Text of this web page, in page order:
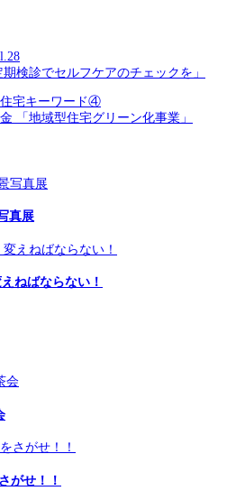
検診でセルフケアのチェックを」
宅キーワード④
「地域型住宅グリーン化事業」
真展
ねばならない！
がせ！！